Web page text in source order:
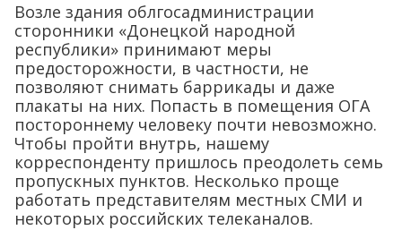
Возле здания облгосадминистрации
сторонники «Донецкой народной
республики» принимают меры
предосторожности, в частности, не
позволяют снимать баррикады и даже
плакаты на них. Попасть в помещения ОГА
постороннему человеку почти невозможно.
Чтобы пройти внутрь, нашему
корреспонденту пришлось преодолеть семь
пропускных пунктов. Несколько проще
работать представителям местных СМИ и
некоторых российских телеканалов.